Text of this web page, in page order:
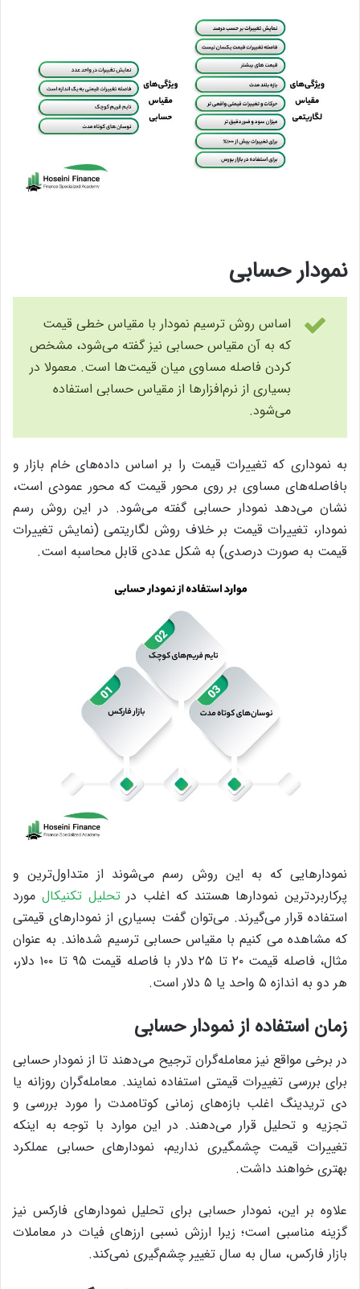
نمودار حسابی
اساس روش ترسیم نمودار با مقیاس خطی قیمت
که به آن مقیاس حسابی نیز گفته می‌شود، مشخص
کردن فاصله مساوی میان قیمت‌ها است. معمولا در
بسیاری از نرم‌افزارها از مقیاس حسابی استفاده
می‌شود.
به نموداری که تغییرات قیمت را بر اساس داده‌های خام بازار و
بافاصله‌های مساوی بر روی محور قیمت که محور عمودی است،
نشان می‌دهد نمودار حسابی گفته می‌شود. در این روش رسم
نمودار، تغییرات قیمت بر خلاف روش لگاریتمی (نمایش تغییرات
قیمت به صورت درصدی) به‌ شکل عددی قابل ‌محاسبه است.
نمودارهایی که به این روش رسم می‌شوند از متداول‌ترین و
پرکاربردترین نمودارها هستند که اغلب درتحلیل تکنیکال مورد
استفاده قرار می‌گیرند. می‌توان گفت بسیاری از نمودارهای قیمتی
که مشاهده می کنیم با مقیاس حسابی ترسیم شده‌اند. به عنوان
مثال، فاصله قیمت ۲۰ تا ۲۵ دلار با فاصله قیمت ۹۵ تا ۱۰۰ دلار،
هر دو به اندازه ۵ واحد یا ۵ دلار است.
زمان استفاده از نمودار حسابی
در برخی مواقع نیز معامله‌گران ترجیح می‌دهند تا از نمودار حسابی
برای بررسی تغییرات قیمتی استفاده نمایند. معامله‌گران روزانه یا
دی تریدینگ اغلب بازه‌های زمانی کوتاه‌مدت را مورد بررسی و
تجزیه و تحلیل قرار می‌دهند. در این موارد با توجه به اینکه
تغییرات قیمت چشمگیری نداریم، نمودارهای حسابی عملکرد
بهتری خواهند داشت.
علاوه بر این، نمودار حسابی برای تحلیل نمودارهای فارکس نیز
گزینه مناسبی است؛ زیرا ارزش نسبی ارزهای فیات در معاملات
بازار فارکس، سال به سال تغییر چشم‌گیری نمی‌کند.